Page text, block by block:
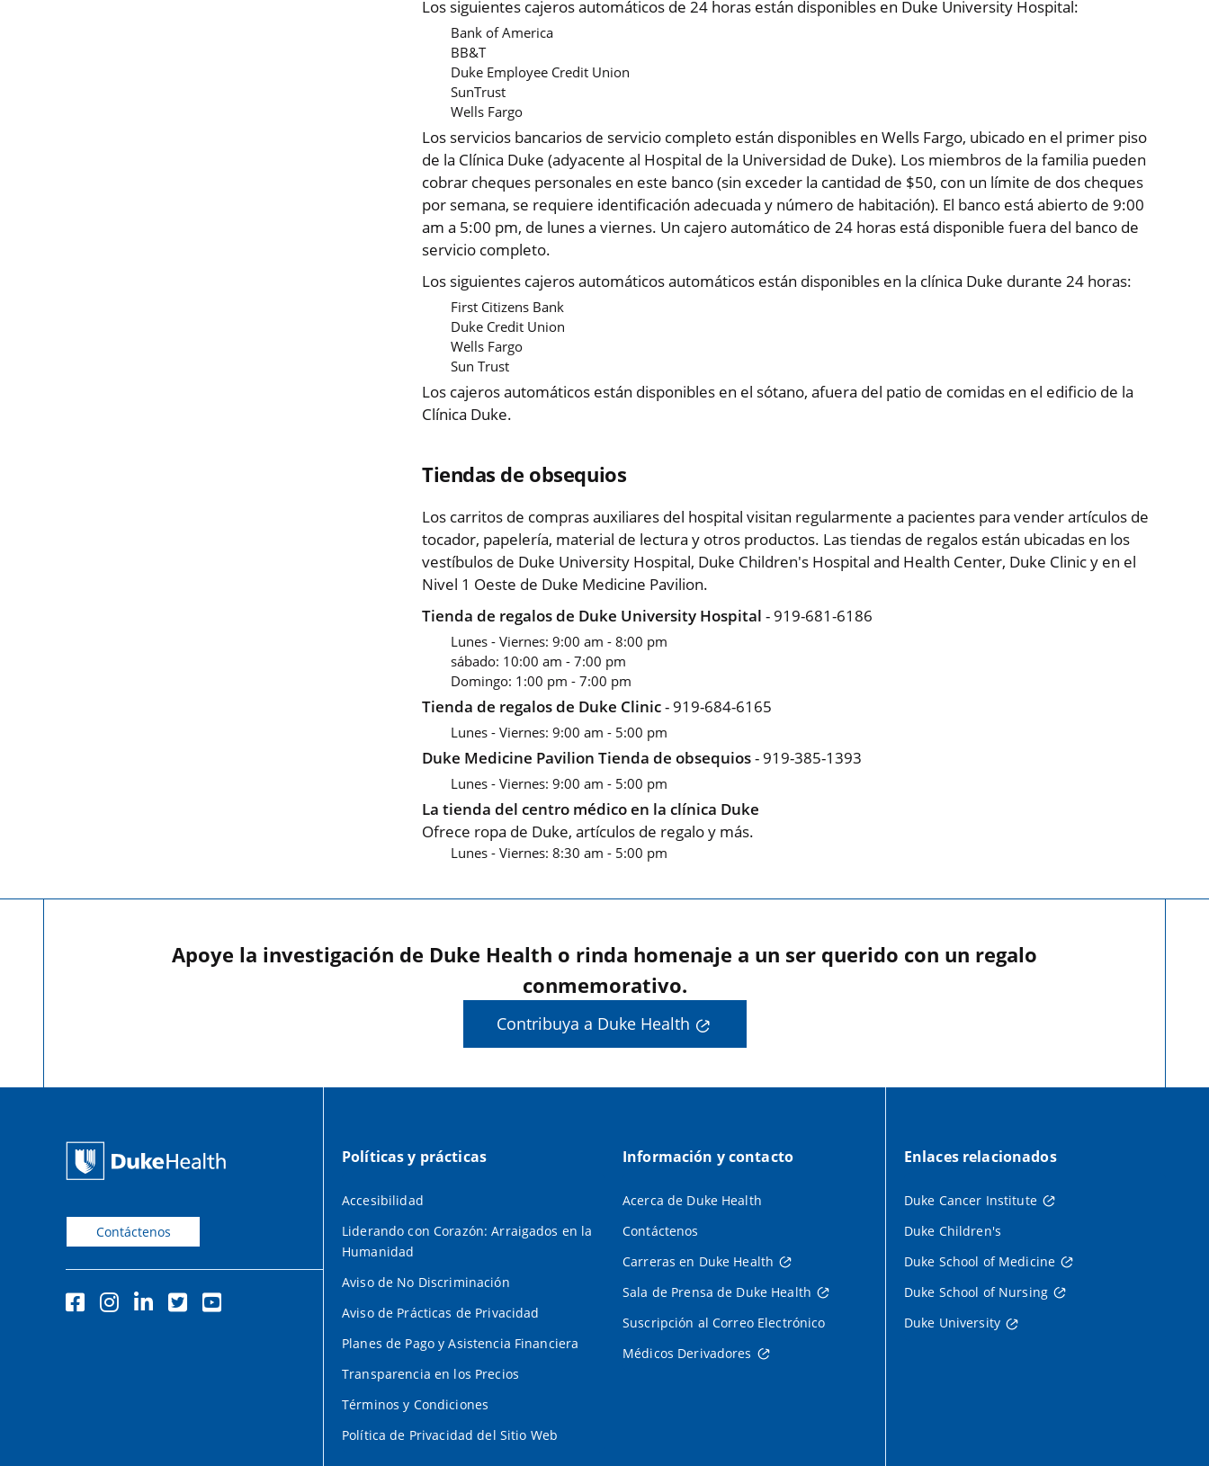
Los siguientes cajeros automáticos de 24 horas están disponibles en Duke University Hospital:
Bank of America
BB&T
Duke Employee Credit Union
SunTrust
Wells Fargo
Los servicios bancarios de servicio completo están disponibles en Wells Fargo, ubicado en el primer piso
de la Clínica Duke (adyacente al Hospital de la Universidad de Duke). Los miembros de la familia pueden
cobrar cheques personales en este banco (sin exceder la cantidad de $50, con un límite de dos cheques
por semana, se requiere identificación adecuada y número de habitación). El banco está abierto de 9:00
am a 5:00 pm, de lunes a viernes. Un cajero automático de 24 horas está disponible fuera del banco de
servicio completo.
Los siguientes cajeros automáticos automáticos están disponibles en la clínica Duke durante 24 horas:
First Citizens Bank
Duke Credit Union
Wells Fargo
Sun Trust
Los cajeros automáticos están disponibles en el sótano, afuera del patio de comidas en el edificio de la
Clínica Duke.
Tiendas de obsequios
Los carritos de compras auxiliares del hospital visitan regularmente a pacientes para vender artículos de
tocador, papelería, material de lectura y otros productos. Las tiendas de regalos están ubicadas en los
vestíbulos de Duke University Hospital, Duke Children's Hospital and Health Center, Duke Clinic y en el
Nivel 1 Oeste de Duke Medicine Pavilion.
Tienda de regalos de Duke University Hospital - 919-681-6186
Lunes - Viernes: 9:00 am - 8:00 pm
sábado: 10:00 am - 7:00 pm
Domingo: 1:00 pm - 7:00 pm
Tienda de regalos de Duke Clinic- 919-684-6165
Lunes - Viernes: 9:00 am - 5:00 pm
Duke Medicine Pavilion Tienda de obsequios- 919-385-1393
Lunes - Viernes: 9:00 am - 5:00 pm
La tienda del centro médico en la clínica Duke
Ofrece ropa de Duke, artículos de regalo y más.
Lunes - Viernes: 8:30 am - 5:00 pm
Apoye la investigación de Duke Health o rinda homenaje a un ser querido con un regalo
conmemorativo.
Contribuya a Duke Health
Contáctenos
Políticas y prácticas
Accesibilidad
Liderando con Corazón: Arraigados en la
Humanidad
Aviso de No Discriminación
Aviso de Prácticas de Privacidad
Planes de Pago y Asistencia Financiera
Transparencia en los Precios
Términos y Condiciones
Política de Privacidad del Sitio Web
Información y contacto
Acerca de Duke Health
Contáctenos
Carreras en Duke Health
Sala de Prensa de Duke Health
Suscripción al Correo Electrónico
Médicos Derivadores
Enlaces relacionados
Duke Cancer Institute
Duke Children's
Duke School of Medicine
Duke School of Nursing
Duke University